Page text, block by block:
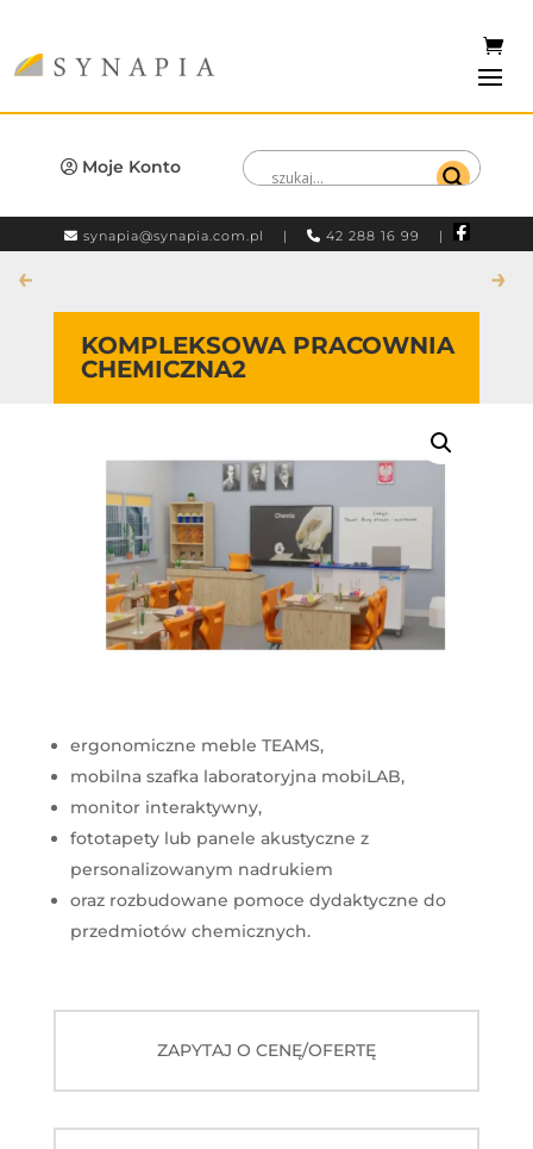
Moje Konto
synapia@synapia.com.pl | 42 288 16 99 |
← →
KOMPLEKSOWA PRACOWNIA
CHEMICZNA2
ergonomiczne meble TEAMS,
mobilna szafka laboratoryjna mobiLAB,
monitor interaktywny,
fototapety lub panele akustyczne z
personalizowanym nadrukiem
oraz rozbudowane pomoce dydaktyczne do
przedmiotów chemicznych.
ZAPYTAJ O CENĘ/OFERTĘ